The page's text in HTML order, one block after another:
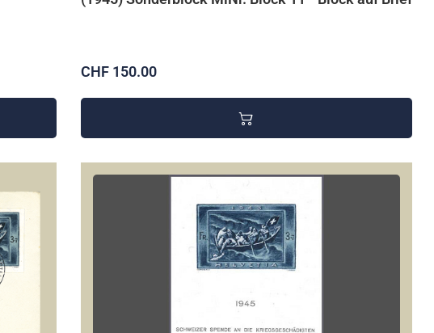
CHF 150.00